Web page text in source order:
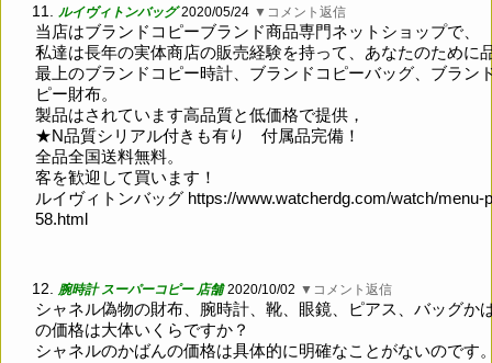
11. ルイヴィトンバッグ 2020/05/24 ▼コメント返信
当店はブランドコピーブランド商品専門ネットショップで、
私達は長年の実体商店の販売経験を持って、あなたのために
最上のブランドコピー時計、ブランドコピーバッグ、ブラン
ピー財布。
製品はされています高品質と低価格で提供，
★N品質シリアル付きも有り 付属品完備！
全品全国送料無料。
客を歓迎して買います！
ルイヴィトンバッグ https://www.watcherdg.com/watch/menu-
58.html
12. 腕時計 スーパーコピー 店舗 2020/10/02 ▼コメント返信
シャネル偽物の財布、腕時計、靴、眼鏡、ピアス、バッグか
の価格は大体いくらですか？
シャネルのかばんの価格は具体的に明確なことがないのです